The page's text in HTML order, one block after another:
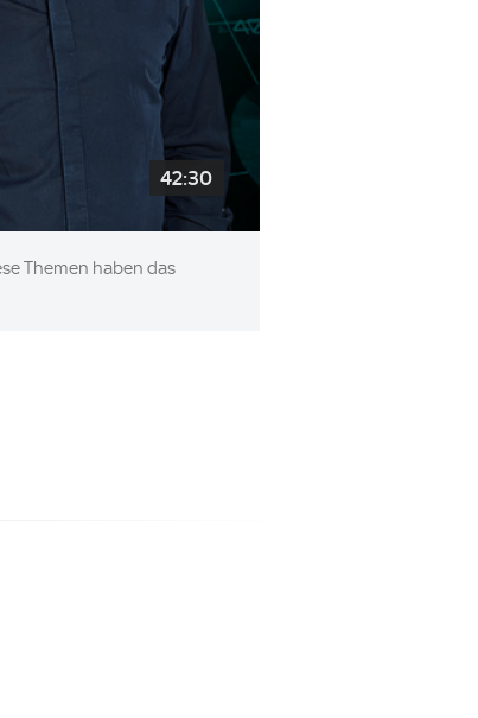
42:30
Themen haben das